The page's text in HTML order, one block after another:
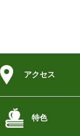
アクセス
特色